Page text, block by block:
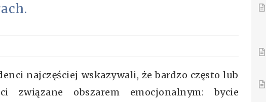
najczęściej wskazywali, że bardzo często lub
związane obszarem emocjonalnym: bycie